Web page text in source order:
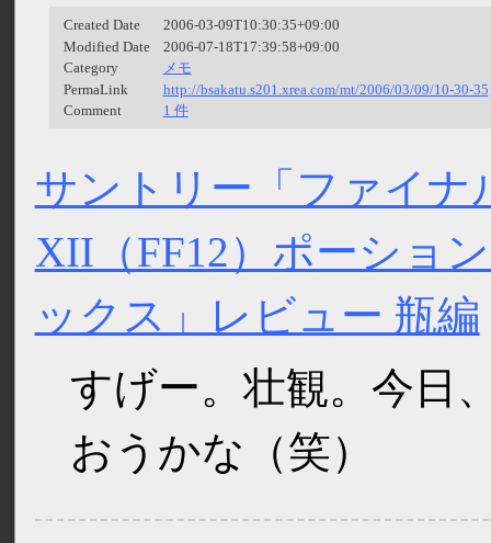
Created Date
2006-03-09T10:30:35+09:00
Modified Date
2006-07-18T17:39:58+09:00
Category
メモ
PermaLink
http://bsakatu.s201.xrea.com/mt/2006/03/09/10-30-35
Comment
1 件
サントリー「ファイナ
XII（FF12）ポーショ
ックス」レビュー 瓶編
すげー。壮観。今日
おうかな（笑）